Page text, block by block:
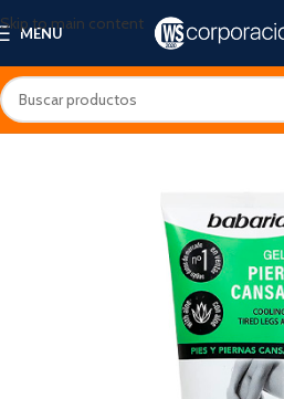
Skip to main content
MENU